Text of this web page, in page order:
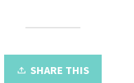
SHARE THIS